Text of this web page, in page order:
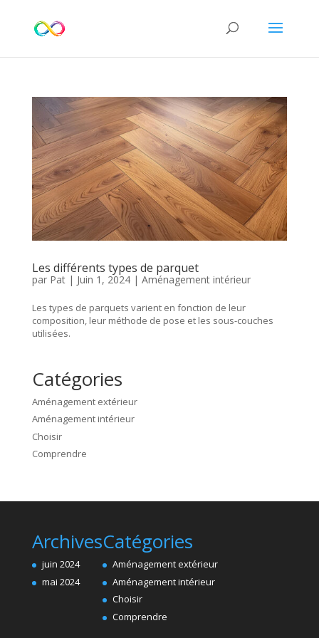
Les différents types de parquet
par Pat| Juin 1, 2024| Aménagement intérieur
Les types de parquets varient en fonction de leur
composition, leur méthode de pose et les sous-couches
utilisées.
Catégories
Aménagement extérieur
Aménagement intérieur
Choisir
Comprendre
Archives
juin 2024
mai 2024
Catégories
Aménagement extérieur
Aménagement intérieur
Choisir
Comprendre